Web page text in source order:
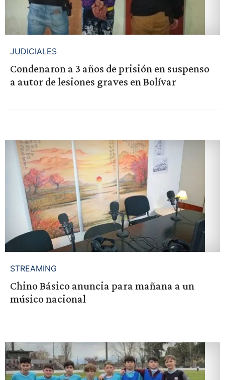
JUDICIALES
Condenaron a 3 años de prisión en suspenso
a autor de lesiones graves en Bolívar
STREAMING
Chino Básico anuncia para mañana a un
músico nacional